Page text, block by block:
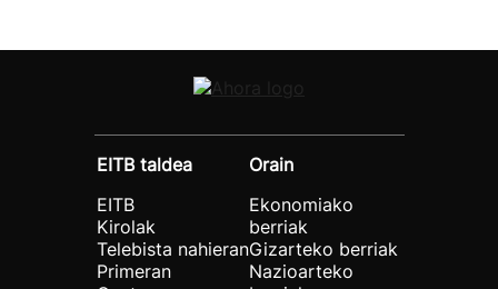
EITB taldea
EITB
Kirolak
Telebista nahieran
Primeran
Orain
Ekonomiako
berriak
Gizarteko berriak
Nazioarteko